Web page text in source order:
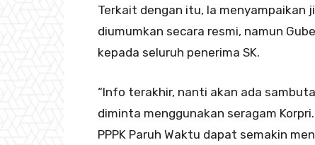
Terkait dengan itu, Ia menyampaikan
diumumkan secara resmi, namun
kepada seluruh penerima SK.
“Info terakhir, nanti akan ada
diminta menggunakan seragam
PPPK Paruh Waktu dapat semakin